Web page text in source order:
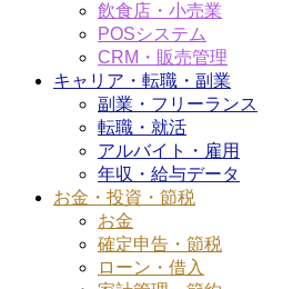
飲食店・小売業
POSシステム
CRM・販売管理
キャリア・転職・副業
副業・フリーランス
転職・就活
アルバイト・雇用
年収・給与データ
お金・投資・節税
お金
確定申告・節税
ローン・借入